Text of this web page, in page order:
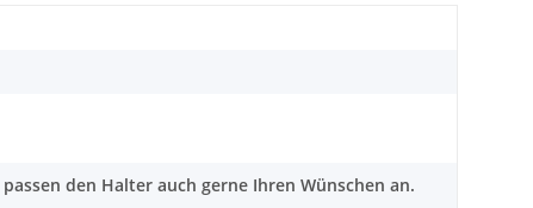
den Halter auch gerne Ihren Wünschen an.